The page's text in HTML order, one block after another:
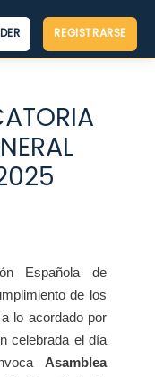
REGISTRARSE
Española de
de los
lo acordado por
celebrada el día
Asamblea